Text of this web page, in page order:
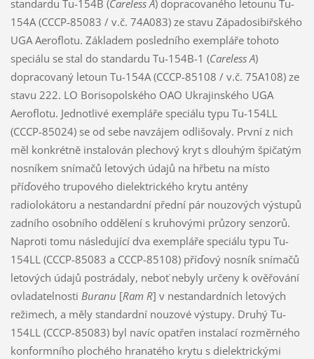
standardu Tu-154B (Careless A) dopracovaného letounu Tu-
154A (CCCP-85083 / v.č. 74A083) ze stavu Západosibiřského
UGA Aeroflotu. Základem posledního exempláře tohoto
speciálu se stal do standardu Tu-154B-1 (Careless A)
dopracovaný letoun Tu-154A (CCCP-85108 / v.č. 75A108) ze
stavu 222. LO Borisopolského OAO Ukrajinského UGA
Aeroflotu. Jednotlivé exempláře speciálu typu Tu-154LL
(CCCP-85024) se od sebe navzájem odlišovaly. První z nich
měl konkrétně instalován plechový kryt s dlouhým špičatým
nosníkem snímačů letových údajů na hřbetu na místo
příďového trupového dielektrického krytu antény
radiolokátoru a nestandardní přední pár nouzových výstupů
zadního osobního oddělení s kruhovými průzory senzorů.
Naproti tomu následující dva exempláře speciálu typu Tu-
154LL (CCCP-85083 a CCCP-85108) příďový nosník snímačů
letových údajů postrádaly, neboť nebyly určeny k ověřování
ovladatelnosti Buranu [Ram R] v nestandardních letových
režimech, a měly standardní nouzové výstupy. Druhý Tu-
154LL (CCCP-85083) byl navíc opatřen instalací rozměrného
konformního plochého hranatého krytu s dielektrickými